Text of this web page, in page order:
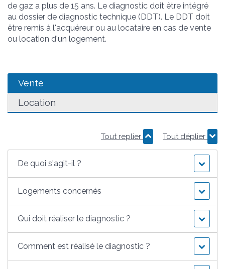
de gaz a plus de 15 ans. Le diagnostic doit être intégré
au dossier de diagnostic technique (DDT). Le DDT doit
être remis à l'acquéreur ou au locataire en cas de vente
ou location d'un logement.
Vente
Location
Tout replier Tout déplier
De quoi s'agit-il ?
Logements concernés
Qui doit réaliser le diagnostic ?
Comment est réalisé le diagnostic ?